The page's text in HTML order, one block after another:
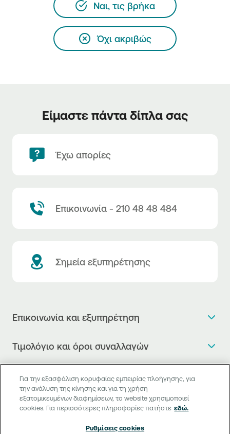
Ναι, τις βρήκα
Όχι ακριβώς
Είμαστε πάντα δίπλα σας
Έχω απορίες
Επικοινωνία - 210 48 48 484
Σημεία εξυπηρέτησης
Επικοινωνία και εξυπηρέτηση
Η νέα Ψηφιακή Εποχή στις συναλλαγές, έφτασε!
Θέλω να μιλήσω με Corporate Transaction Banking
Officer
Θέλω να μιλήσω με επιχειρηματικό σύνδεσμο
Τιμολόγιο και όροι συναλλαγών
Τιμολόγιο της Τράπεζας
Δελτίο τιμών συναλλάγματος
Δελτίο πληροφόρησης περί τελών
Μεταφορά λογαριασμού πληρωμών
Χρήσιμοι σύνδεσμοι
Συχνές ερωτήσεις
Κανονιστική Συμμόρφωση
Digital Banking
Για την εξασφάλιση κορυφαίας εμπειρίας πλοήγησης, για
την ανάλυση της κίνησης και για τη χρήση
εξατομικευμένων διαφημίσεων, το website χρησιμοποιεί
cookies. Για περισσότερες πληροφορίες πατήστε εδώ.
Ρυθμίσεις cookies